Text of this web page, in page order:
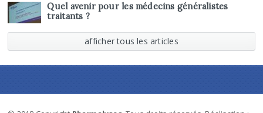
Quel avenir pour les médecins généralistes
traitants ?
afficher tous les articles